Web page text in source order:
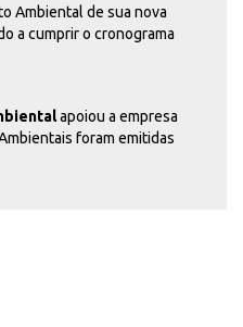
Ambiental de sua nova
a cumprir o cronograma
apoiou a empresa
foram emitidas